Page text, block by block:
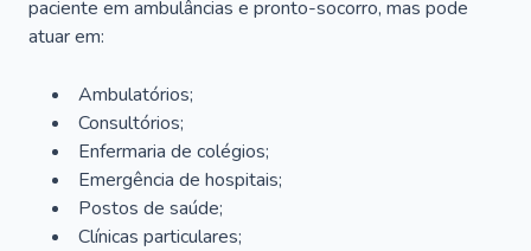
paciente em ambulâncias e pronto-socorro, mas pode
atuar em:
Ambulatórios;
Consultórios;
Enfermaria de colégios;
Emergência de hospitais;
Postos de saúde;
Clínicas particulares;